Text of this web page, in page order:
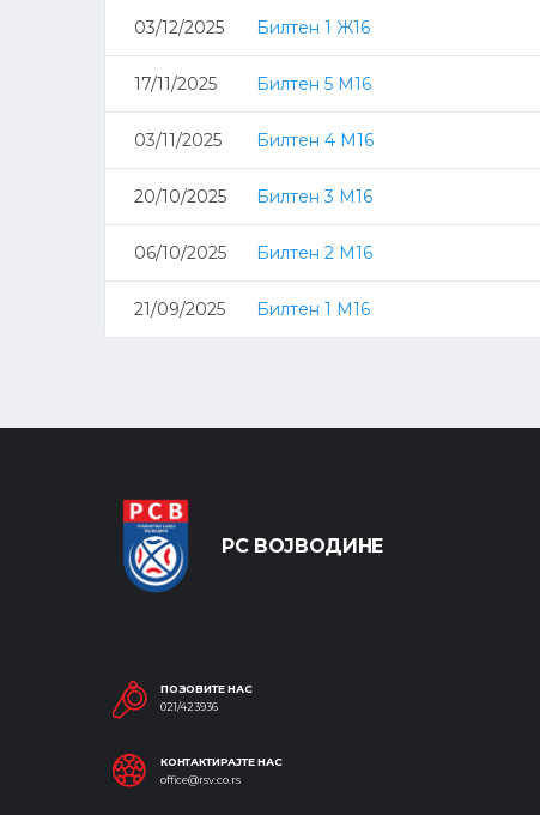
03/12/2025 Билтен 1 Ж16
17/11/2025 Билтен 5 М16
03/11/2025 Билтен 4 М16
20/10/2025 Билтен 3 М16
06/10/2025 Билтен 2 М16
21/09/2025 Билтен 1 М16
РС ВОЈВОДИНЕ
ПОЗОВИТЕ НАС
021/423936
КОНТАКТИРАЈТЕ НАС
office@rsv.co.rs